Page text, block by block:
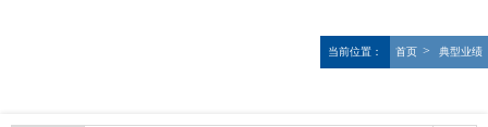
当前位置： 首页 > 典型业绩